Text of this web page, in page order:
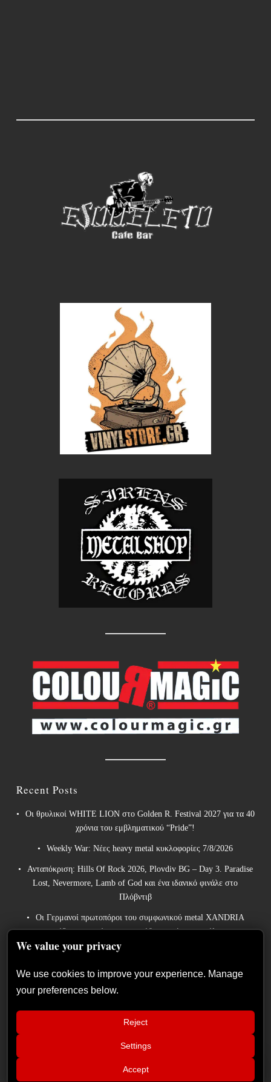
Recent Posts
Οι θρυλικοί WHITE LION στο Golden R. Festival 2027 για τα 40
χρόνια του εμβληματικού “Pride”!
Weekly War: Νέες heavy metal κυκλοφορίες 7/8/2026
Ανταπόκριση: Hills Of Rock 2026, Plovdiv BG – Day 3. Paradise
Lost, Nevermore, Lamb of God και ένα ιδανικό φινάλε στο
Πλόβντιβ
Οι Γερμανοί πρωτοπόροι του συμφωνικού metal XANDRIA
παρουσιάζουν το ομώνυμο τραγούδι του νέου τους άλμπουμ.
Οι Wayfarer κυκλοφορούν νέο τραγούδι με τη συμμετοχή του
άλμπουμ.
We value your privacy
We use cookies to improve your experience. Manage
your preferences below.
Reject
Settings
Accept
Metalwar